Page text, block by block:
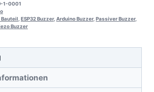
1-0001
ESP32 Buzzer, Arduino Buzzer, Passiver Buzzer,
Buzzer